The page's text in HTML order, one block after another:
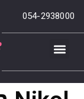
054-2938000